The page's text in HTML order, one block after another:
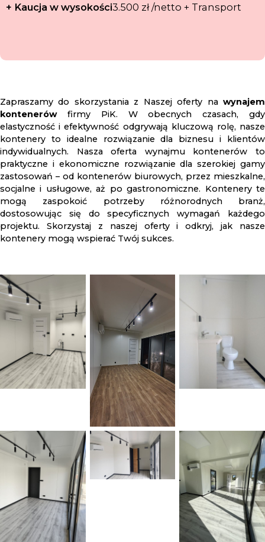
+ Kaucja w wysokości3.500 zł /netto + Transport
Zapraszamy do skorzystania z Naszej oferty na wynajem
kontenerówfirmy PiK. W obecnych czasach, gdy
elastyczność i efektywność odgrywają kluczową rolę, nasze
kontenery to idealne rozwiązanie dla biznesu i klientów
indywidualnych. Nasza oferta wynajmu kontenerów to
praktyczne i ekonomiczne rozwiązanie dla szerokiej gamy
zastosowań – od kontenerów biurowych, przez mieszkalne,
socjalne i usługowe, aż po gastronomiczne. Kontenery te
mogą zaspokoić potrzeby różnorodnych branż,
dostosowując się do specyficznych wymagań każdego
projektu. Skorzystaj z naszej oferty i odkryj, jak nasze
kontenery mogą wspierać Twój sukces.